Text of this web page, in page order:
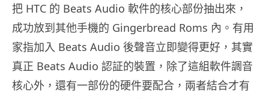
把 HTC 的 Beats Audio 軟件的核心部份抽出來，
成功放到其他手機的 Gingerbread Roms 內。有用
家指加入 Beats Audio 後聲音立即變得更好，其實
真正 Beats Audio 認証的裝置，除了這組軟件調音
核心外，還有一部份的硬件要配合，兩者結合才有